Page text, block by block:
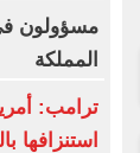
مسؤولون
المملكة
ترامب:
استنزافها